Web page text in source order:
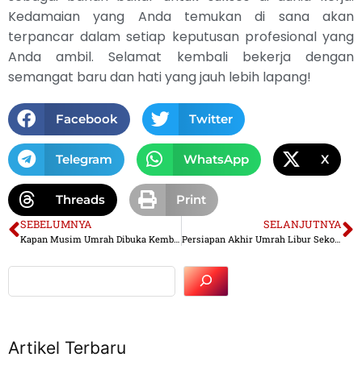
Kedamaian yang Anda temukan di sana akan
terpancar dalam setiap keputusan profesional yang
Anda ambil. Selamat kembali bekerja dengan
semangat baru dan hati yang jauh lebih lapang!
Facebook Twitter
Telegram WhatsApp X
Threads Print
SEBELUMNYA
Kapan Musim Umrah Dibuka Kembali Setelah Musim Haji?
SELANJUTNYA
Persiapan Akhir Umrah Libur Sekolah: Keberangkatan 27 Juni
Artikel Terbaru